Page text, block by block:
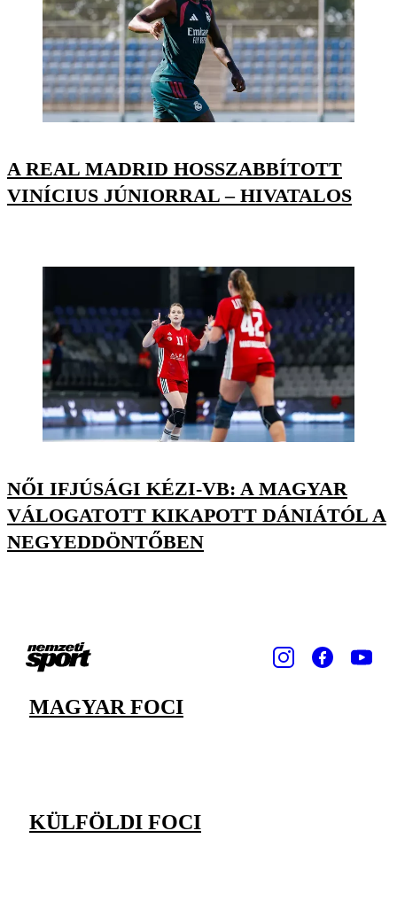
A REAL MADRID HOSSZABBÍTOTT
VINÍCIUS JÚNIORRAL – HIVATALOS
NŐI IFJÚSÁGI KÉZI-VB: A MAGYAR
VÁLOGATOTT KIKAPOTT DÁNIÁTÓL A
NEGYEDDÖNTŐBEN
MAGYAR FOCI
KÜLFÖLDI FOCI